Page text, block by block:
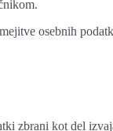
osebnih
zbrani kot del